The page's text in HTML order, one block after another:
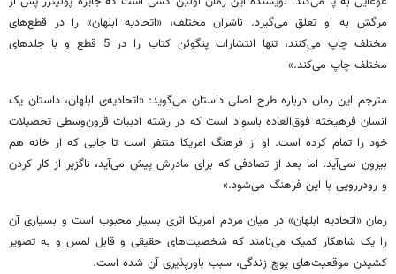
مرگش به او تعلق می‌گیرد. ناشران مختلف، «اتحادیه ابلهان» را در قطع‌های
مختلف چاپ می‌کنند، تنها انتشارات پنگوئن کتاب را در 5 قطع و با جلدهای
مختلف چاپ می‌کند.»
مترجم این رمان درباره‌ طرح اصلی داستان می‌گوید: «اتحادیه‌ی ابلهان، داستان یک
انسان فرهیخته فوق‌العاده باسواد است که در رشته‌ ادبیات قرون‌وسطی تحصیلات
خود را تمام کرده است. او از فرهنگ امریکا متنفر است تا جایی که از خانه هم
بیرون نمی‌آید. اما بعد از تصادفی که برای مادرش پیش می‌آید، ناگزیر از کار کردن
و رودررویی با این فرهنگ می‌شود.»
رمان «اتحادیه‌ ابلهان» در میان مردم امریکا اثری بسیار محبوب است و بسیاری آن
را یک شاهکار کمیک می‌نامند که شخصیت‌های حقیقی و قابل لمس و به تصویر
کشیدن موقعیت‌های پوچ زندگی، سبب باورپذیری آن شده است.